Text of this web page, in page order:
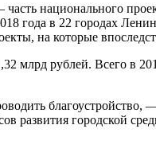
национального
года в 22 городах
на которые
млрд рублей. Всего в
развития городской